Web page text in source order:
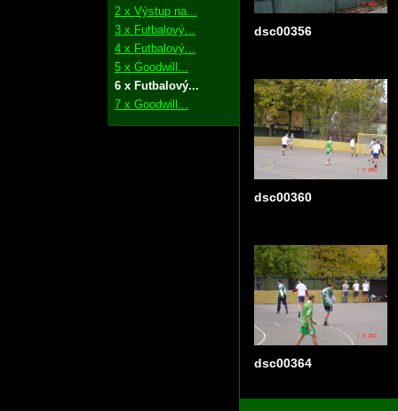
2 x Výstup na...
3 x Futbalový...
4 x Futbalový...
5 x Goodwill...
6 x Futbalový...
7 x Goodwill...
dsc00356
dsc00360
dsc00364